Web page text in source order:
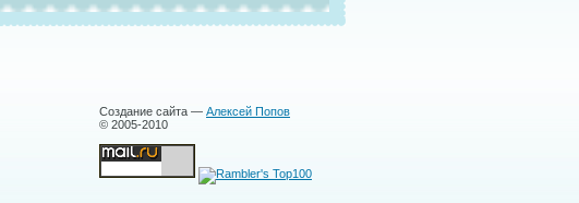
Создание сайта — Алексей Попов
© 2005-2010